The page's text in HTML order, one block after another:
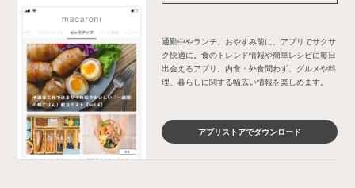
通勤中やランチ、おやすみ前に、アプリでサクサ
ク快適に。食のトレンド情報や簡単レシピに毎日
出会えるアプリ。内食・外食問わず、グルメや料
理、暮らしに関する幅広い情報を楽しめます。
アプリストアでダウンロード